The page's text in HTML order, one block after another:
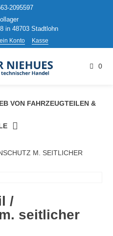
2095597
in 48703 Stadtlohn
Konto Kasse
0
VON FAHRZEUGTEILEN &
M. SEITLICHER
/
seitlicher